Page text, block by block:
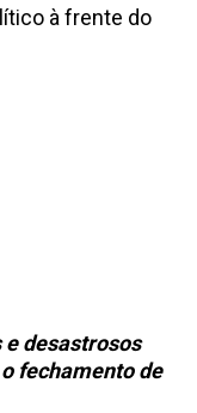
à frente do
e desastrosos
fechamento de